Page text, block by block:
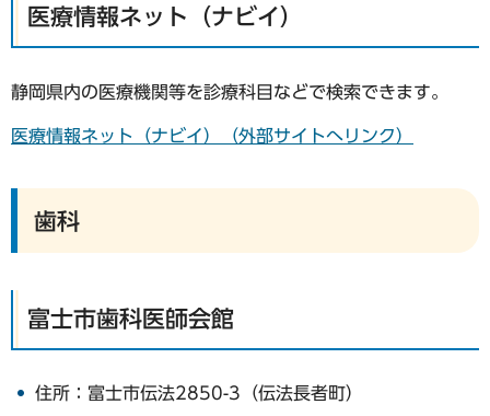
医療情報ネット（ナビイ）
静岡県内の医療機関等を診療科目などで検索できます。
医療情報ネット（ナビイ）（外部サイトへリンク）
歯科
富士市歯科医師会館
住所：富士市伝法2850-3（伝法長者町）